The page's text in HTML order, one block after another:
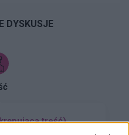
DYSKUSJE
treść)